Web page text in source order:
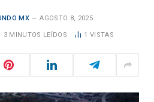
MX AGOSTO 8, 2025
3 MINUTOS LEÍDOS 1 VISTAS